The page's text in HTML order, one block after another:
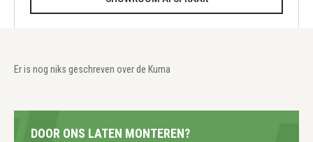
Er is nog niks geschreven over de Kuma
DOOR ONS LATEN MONTEREN?